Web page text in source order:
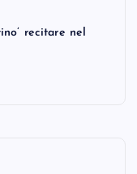
recitare nel